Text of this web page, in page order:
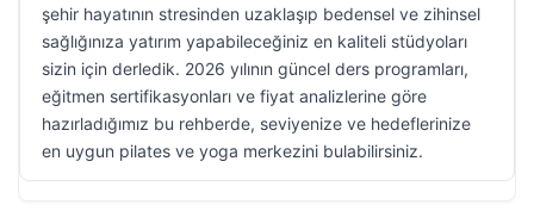
şehir hayatının stresinden uzaklaşıp bedensel ve zihinsel
sağlığınıza yatırım yapabileceğiniz en kaliteli stüdyoları
sizin için derledik. 2026 yılının güncel ders programları,
eğitmen sertifikasyonları ve fiyat analizlerine göre
hazırladığımız bu rehberde, seviyenize ve hedeflerinize
en uygun pilates ve yoga merkezini bulabilirsiniz.